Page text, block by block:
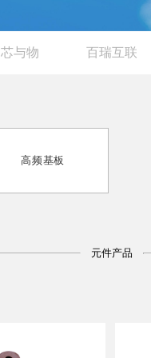
芯与物 百瑞互联
高频基板
元件产品